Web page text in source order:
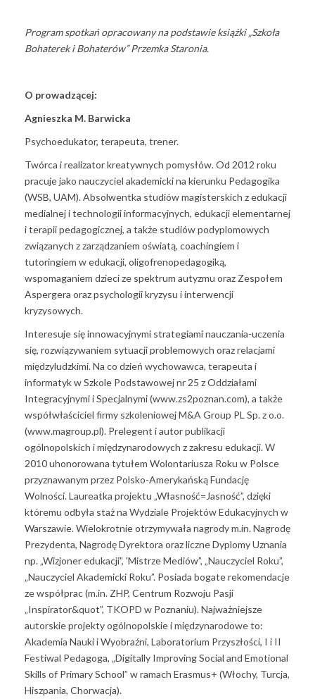
Program spotkań opracowany na podstawie książki „Szkoła
Bohaterek i Bohaterów” Przemka Staronia.
O prowadzącej:
Agnieszka M. Barwicka
Psychoedukator, terapeuta, trener.
Twórca i realizator kreatywnych pomysłów. Od 2012 roku
pracuje jako nauczyciel akademicki na kierunku Pedagogika
(WSB, UAM). Absolwentka studiów magisterskich z edukacji
medialnej i technologii informacyjnych, edukacji elementarnej
i terapii pedagogicznej, a także studiów podyplomowych
związanych z zarządzaniem oświatą, coachingiem i
tutoringiem w edukacji, oligofrenopedagogiką,
wspomaganiem dzieci ze spektrum autyzmu oraz Zespołem
Aspergera oraz psychologii kryzysu i interwencji
kryzysowych.
Interesuje się innowacyjnymi strategiami nauczania-uczenia
się, rozwiązywaniem sytuacji problemowych oraz relacjami
międzyludzkimi. Na co dzień wychowawca, terapeuta i
informatyk w Szkole Podstawowej nr 25 z Oddziałami
Integracyjnymi i Specjalnymi (www.zs2poznan.com), a także
współwłaściciel firmy szkoleniowej M&A Group PL Sp. z o.o.
(www.magroup.pl). Prelegent i autor publikacji
ogólnopolskich i międzynarodowych z zakresu edukacji. W
2010 uhonorowana tytułem Wolontariusza Roku w Polsce
przyznawanym przez Polsko-Amerykańską Fundację
Wolności. Laureatka projektu „Własność=Jasność”, dzięki
któremu odbyła staż na Wydziale Projektów Edukacyjnych w
Warszawie. Wielokrotnie otrzymywała nagrody m.in. Nagrodę
Prezydenta, Nagrodę Dyrektora oraz liczne Dyplomy Uznania
np. „Wizjoner edukacji”, 'Mistrze Mediów”, „Nauczyciel Roku”,
„Nauczyciel Akademicki Roku”. Posiada bogate rekomendacje
ze współprac (m.in. ZHP, Centrum Rozwoju Pasji
„Inspirator&quot”, TKOPD w Poznaniu). Najważniejsze
autorskie projekty ogólnopolskie i międzynarodowe to:
Akademia Nauki i Wyobraźni, Laboratorium Przyszłości, I i II
Festiwal Pedagoga, „Digitally Improving Social and Emotional
Skills of Primary School” w ramach Erasmus+ (Włochy, Turcja,
Hiszpania, Chorwacja).